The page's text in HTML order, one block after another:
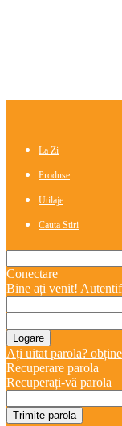
La Zi
Produse
Utilaje
Cauta Stiri
Conectare
Bine ați venit!
Ați uitat parola?
Recuperare parola
Recuperați-vă parola